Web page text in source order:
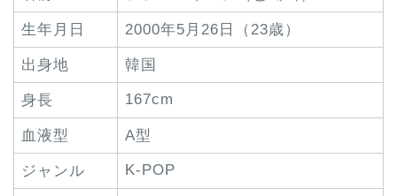
生年月日 2000年5月26日（23歳）
出身地 韓国
身長 167cm
血液型 A型
ジャンル K-POP